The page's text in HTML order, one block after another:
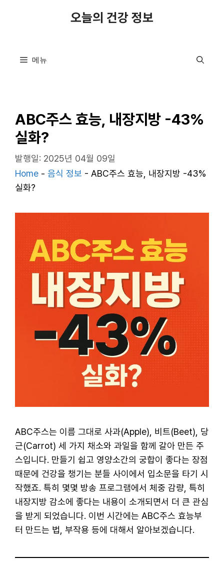
오늘의 건강 정보
메뉴
ABC주스 효능, 내장지방 -43%
실화?
발행일: 2025년 04월 09일
Home - 음식 정보 - ABC주스 효능, 내장지방 -43%
실화?
ABC주스는 이름 그대로 사과(Apple), 비트(Beet), 당
근(Carrot) 세 가지 채소와 과일을 함께 갈아 만든 주
스입니다. 만들기 쉽고 영양소간의 궁합이 좋다는 장점
때문에 건강을 챙기는 분들 사이에서 입소문을 타기 시
작했죠. 특히 몇몇 방송 프로그램에서 체중 감량, 특히
내장지방 감소에 좋다는 내용이 소개되면서 더 큰 관심
을 받게 되었습니다. 이번 시간에는 ABC주스 효능부
터 만드는 법, 부작용 등에 대해서 알아보겠습니다.